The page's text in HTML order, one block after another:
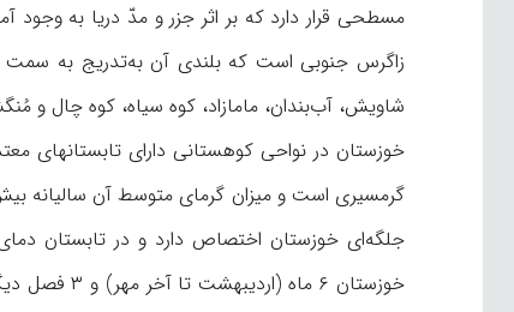
مسطحی قرار دارد که بر اثر جزر و مدّ دریا به
زاگرس جنوبی است که بلندی آن به‌تدریج به سمت
شاویش، آب‌بندان، مامازاد، کوه سیاه، کوه چال و
خوزستان در نواحی کوهستانی دارای تابستانهای
گرمسیری است و میزان گرمای متوسط آن سالیانه بیش از °۱۸ سانتی‌گراد است (نک‍ :